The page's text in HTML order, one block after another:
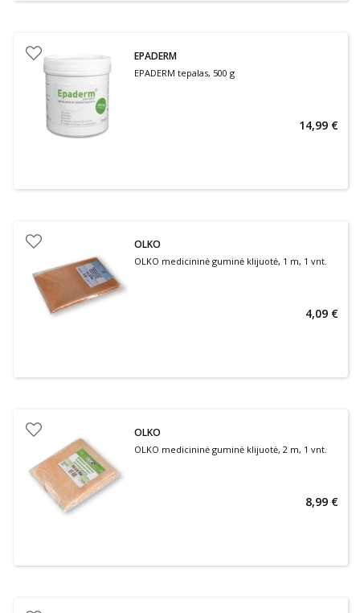
EPADERM
EPADERM tepalas, 500 g
14,99 €
OLKO
OLKO medicininė guminė klijuotė, 1 m, 1 vnt.
4,09 €
OLKO
OLKO medicininė guminė klijuotė, 2 m, 1 vnt.
8,99 €